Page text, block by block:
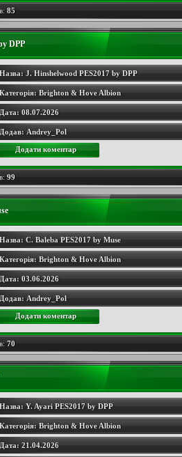
85
DPP
Назва: J. Hinshelwood PES2017 by DPP
Категорія: Brighton & Hove Albion
Дата: 08.07.2026
Додав: Andrey_Pol
Додати коментар
99
Назва: C. Baleba PES2017 by Muse
Категорія: Brighton & Hove Albion
Дата: 03.06.2026
Додав: Andrey_Pol
Додати коментар
70
Назва: Y. Ayari PES2017 by DPP
Категорія: Brighton & Hove Albion
Дата: 21.04.2026